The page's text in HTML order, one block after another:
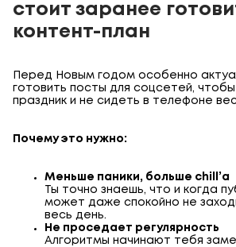
стоит заранее
контент-план
Перед Новым годом особенно
готовить посты для соцсетей,
праздник и не сидеть в телефоне
Почему это нужно:
Меньше паники, больше chill’а
Ты точно знаешь, что и когда
может даже спокойно не
весь день.
Не проседает регулярность
Алгоритмы начинают тебя